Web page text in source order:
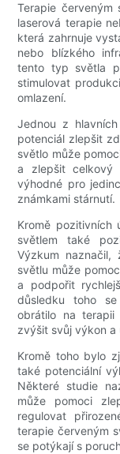
Terapie červeným
laserová terapie
která zahrnuje
nebo blízkého
tento typ světla
stimulovat
omlazení.
Jednou z
potenciál zlepšit
světlo může
a zlepšit celkový
výhodné pro
známkami stárnutí.
Kromě pozitivních
světlem také
Výzkum naznačil,
světlu může
a podpořit
důsledku toho
obrátilo na
zvýšit svůj výkon a
Kromě toho bylo
také potenciální
Některé studie
může pomoci
regulovat
terapie červeným
se potýkají s